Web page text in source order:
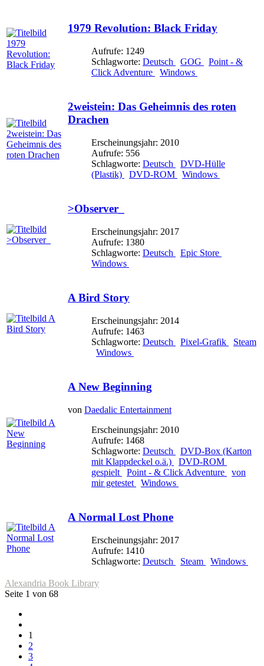
1979 Revolution: Black Friday
Aufrufe: 1249
Schlagworte: Deutsch GOG
Point - &
Click Adventure
Windows
2weistein: Das Geheimnis des roten
Drachen
Erscheinungsjahr: 2010
Aufrufe: 556
Schlagworte: Deutsch
DVD-Hülle
(Plastik)
DVD-ROM Windows
>Observer_
Erscheinungsjahr: 2017
Aufrufe: 1380
Schlagworte: Deutsch
Epic Store
Windows
A Bird Story
Erscheinungsjahr: 2014
Aufrufe: 1463
Schlagworte: Deutsch Pixel-Grafik
Steam
Windows
A New Beginning
von Daedalic Entertainment
Erscheinungsjahr: 2010
Aufrufe: 1468
Schlagworte: Deutsch
DVD-Box (Karton
mit Klappdeckel o.ä.)
DVD-ROM
gespielt
Point - & Click Adventure
von
mir getestet
Windows
A Normal Lost Phone
Erscheinungsjahr: 2017
Aufrufe: 1410
Schlagworte: Deutsch Steam Windows
Alexandria Book Library
Seite 1 von 68
1
2
3